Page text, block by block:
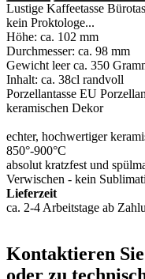
Lustige Kaffeetasse
kein Proktologe...
Höhe: ca. 102 mm
Durchmesser: ca. 98 mm
Gewicht leer ca. 350
Inhalt: ca. 38cl randvoll
Porzellantasse EU
keramischen Dekor
echter, hochwertiger
850°-900°C
absolut kratzfest und
Verwischen - kein
Lieferzeit
ca. 2-4 Arbeitstage ab
Kontaktieren
oder zu